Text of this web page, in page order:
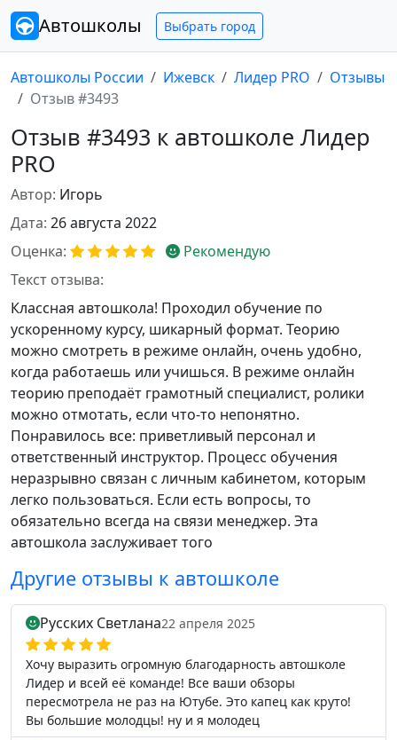
Автошколы Выбрать город
Автошколы России Ижевск Лидер PRO
Отзывы
Отзыв #3493
Отзыв #3493 к автошколе Лидер
PRO
Автор: Игорь
Дата: 26 августа 2022
Оценка:
Рекомендую
Текст отзыва:
Классная автошкола! Проходил обучение по
ускоренному курсу, шикарный формат. Теорию
можно смотреть в режиме онлайн, очень удобно,
когда работаешь или учишься. В режиме онлайн
теорию преподаёт грамотный специалист, ролики
можно отмотать, если что-то непонятно.
Понравилось все: приветливый персонал и
ответственный инструктор. Процесс обучения
неразрывно связан с личным кабинетом, которым
легко пользоваться. Если есть вопросы, то
обязательно всегда на связи менеджер. Эта
автошкола заслуживает того
Другие отзывы к автошколе
Русских Светлана22 апреля 2025
Хочу выразить огромную благодарность автошколе
Лидер и всей её команде! Все ваши обзоры
пересмотрела не раз на Ютубе. Это капец как круто!
Вы большие молодцы! ну и я молодец